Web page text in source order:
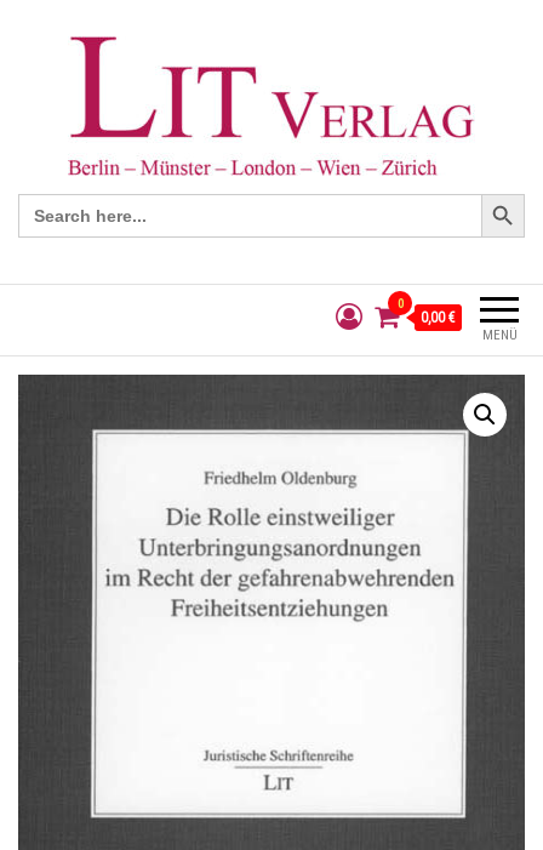
Search
for:
Search Button
MENÜ
0
0,00 €